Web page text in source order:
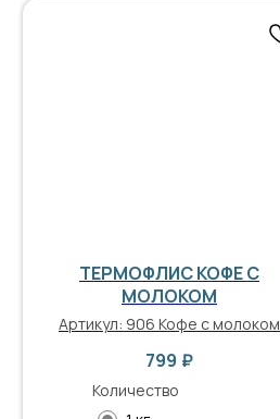
ТЕРМОФЛИС КОФЕ С
МОЛОКОМ
Артикул: 906 Кофе с молоком
799 ₽
Количество